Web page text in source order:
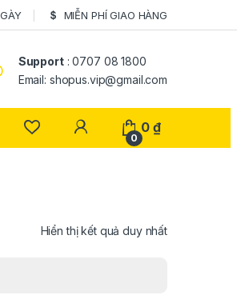
MIỄN PHÍ GIAO HÀNG
Support: 0707 08 1800
Email: shopus.vip@gmail.com
0
0₫
Hiển thị kết quả duy nhất